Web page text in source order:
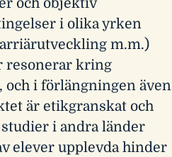
och objektiv
i olika yrken
m.m.)
resonerar kring
i förlängningen även
är etikgranskat och
i andra länder
elever upplevda hinder